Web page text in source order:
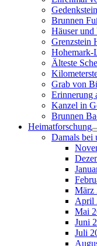
Brunnen
Häuser
Grenzstein
Hohemark-
Älteste
Grab von
Erinnerung
Kanzel in
Brunnen
Heimatforschung
Damals bei
März
April
Mai
Juni
Juli